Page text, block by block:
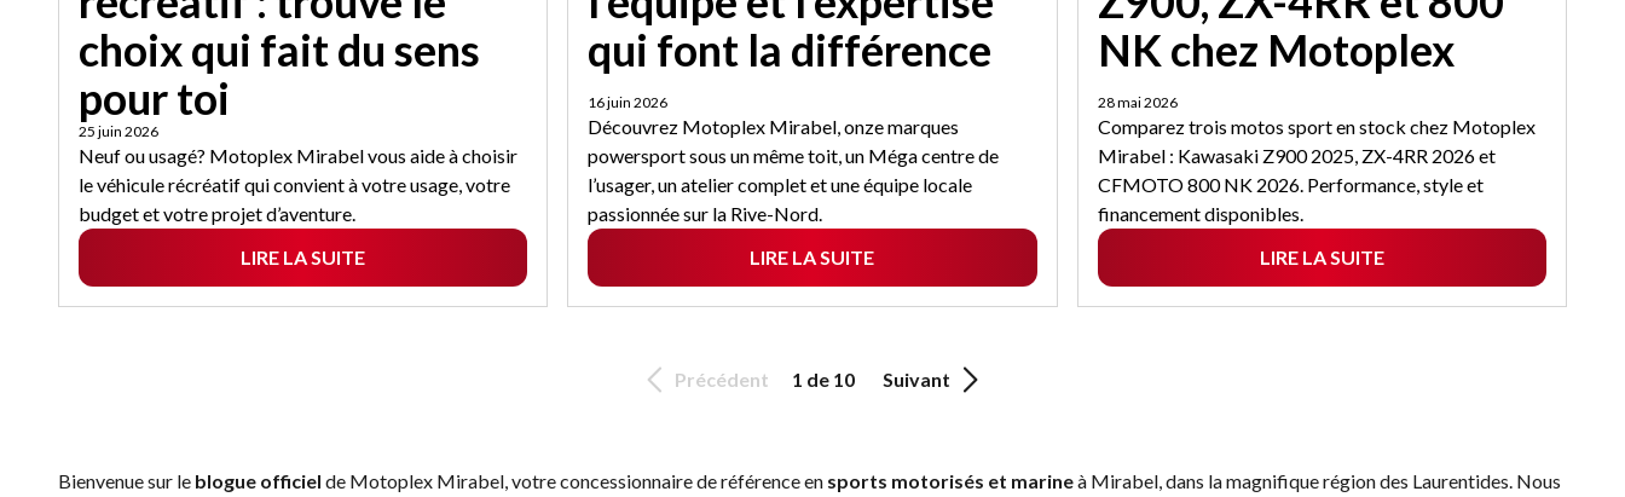
choix qui fait du sens
pour toi
25 juin 2026
Neuf ou usagé? Motoplex Mirabel vous aide à choisir
le véhicule récréatif qui convient à votre usage, votre
budget et votre projet d’aventure.
LIRE LA SUITE
qui font la différence
16 juin 2026
Découvrez Motoplex Mirabel, onze marques
powersport sous un même toit, un Méga centre de
l’usager, un atelier complet et une équipe locale
passionnée sur la Rive-Nord.
LIRE LA SUITE
NK chez Motoplex
28 mai 2026
Comparez trois motos sport en stock chez Motoplex
Mirabel : Kawasaki Z900 2025, ZX-4RR 2026 et
CFMOTO 800 NK 2026. Performance, style et
financement disponibles.
LIRE LA SUITE
Précédent 1 de 10 Suivant
Bienvenue sur le blogue officiel de Motoplex Mirabel, votre concessionnaire de référence en sports motorisés et marineà Mirabel, dans la magnifique région des Laurentides. Nous